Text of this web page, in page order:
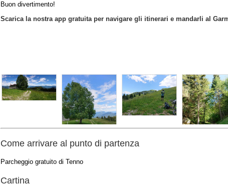
Buon divertimento!
Scarica la nostra app gratuita per navigare gli itinerari e mandarli al
Come arrivare al punto di partenza
Parcheggio gratuito di Tenno
Cartina